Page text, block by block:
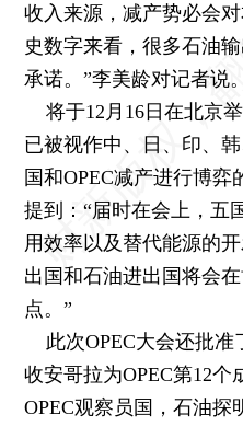
收入来源，减产势必会
史数字来看，很多石油
承诺。”李美龄对记者说。
将于12月16日在北京
已被视作中、日、印、
国和OPEC减产进行博弈
提到：“届时在会上，五
用效率以及替代能源的
出国和石油进出国将会
点。”
此次OPEC大会还批准
收安哥拉为OPEC第12
OPEC观察员国，石油探